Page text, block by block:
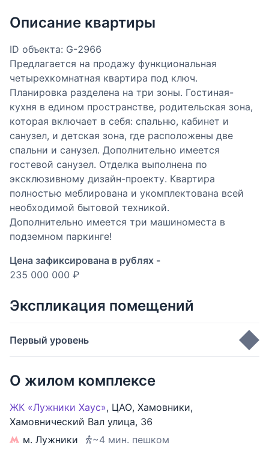
Описание квартиры
ID объекта: G-2966
Предлагается на продажу функциональная
четырехкомнатная квартира под ключ.
Планировка разделена на три зоны. Гостиная-
кухня в едином пространстве, родительская зона,
которая включает в себя: спальню, кабинет и
санузел, и детская зона, где расположены две
спальни и санузел. Дополнительно имеется
гостевой санузел. Отделка выполнена по
эксклюзивному дизайн-проекту. Квартира
полностью меблирована и укомплектована всей
необходимой бытовой техникой.
Дополнительно имеется три машиноместа в
подземном паркинге!
Цена зафиксирована в рублях -
235 000 000 ₽
Экспликация помещений
Первый уровень
Кухня
Мастер-спальня
Кабинет
Лоджия
О жилом комплексе
ЖК «Лужники Хаус», ЦАО, Хамовники,
Хамовнический Вал улица, 36
м. Лужники
~4 мин. пешком